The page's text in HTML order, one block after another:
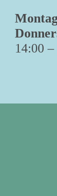
14:00